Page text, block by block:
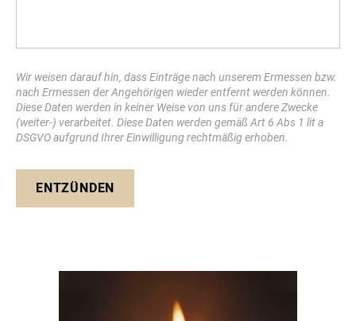
Wir weisen darauf hin, dass Einträge nach unserem Ermessen bzw.
nach Ermessen der Angehörigen wieder entfernt werden können.
Diese Daten werden in keiner Weise von uns für andere Zwecke
(weiter-) verarbeitet. Diese Daten werden gemäß Art 6 Abs 1 lit a
DSGVO aufgrund Ihrer Einwilligung rechtmäßig erhoben.
ENTZÜNDEN